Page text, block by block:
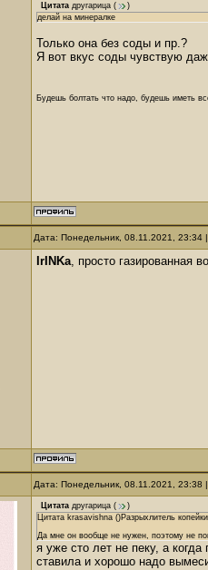
Цитата другарица (
)
делай на минералке
Только она без соды и пр.?
Я вот вкус соды чувствую
Будешь болтать что надо, будешь иметь
Дата: Понедельник, 08.11.2021,
IrINKa, просто газированная
Дата: Понедельник, 08.11.2021,
Цитата другарица (
)
Цитата krasavishna ()Разрыхлитель
Да мне он вообще не нужен, поэтому не
я уже сто лет не пеку, а
ставила и хорошо надо